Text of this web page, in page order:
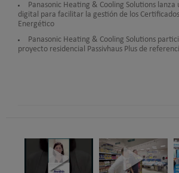
Panasonic Heating & Cooling Solutions
digital para facilitar la gestión de los
Energético
Panasonic Heating & Cooling Solutions
proyecto residencial Passivhaus Plus de